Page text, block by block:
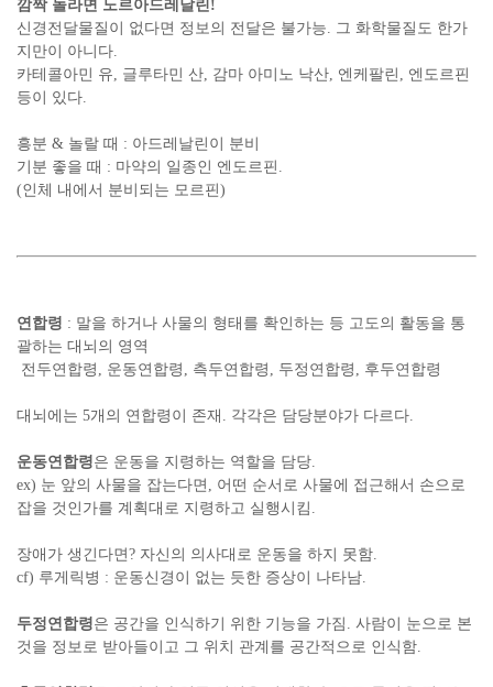
깜짝 놀라면 노르아드레날린!
신경전달물질이 없다면 정보의 전달은 불가능. 그 화학물질도 한가
지만이 아니다.
카테콜아민 유, 글루타민 산, 감마 아미노 낙산, 엔케팔린, 엔도르핀
등이 있다.
흥분 & 놀랄 때 : 아드레날린이 분비
기분 좋을 때 : 마약의 일종인 엔도르핀.
(인체 내에서 분비되는 모르핀)
연합령 : 말을 하거나 사물의 형태를 확인하는 등 고도의 활동을 통
괄하는 대뇌의 영역
전두연합령, 운동연합령, 측두연합령, 두정연합령, 후두연합령
대뇌에는 5개의 연합령이 존재. 각각은 담당분야가 다르다.
운동연합령은 운동을 지령하는 역할을 담당.
ex) 눈 앞의 사물을 잡는다면, 어떤 순서로 사물에 접근해서 손으로
잡을 것인가를 계획대로 지령하고 실행시킴.
장애가 생긴다면? 자신의 의사대로 운동을 하지 못함.
cf) 루게릭병 : 운동신경이 없는 듯한 증상이 나타남.
두정연합령은 공간을 인식하기 위한 기능을 가짐. 사람이 눈으로 본
것을 정보로 받아들이고 그 위치 관계를 공간적으로 인식함.